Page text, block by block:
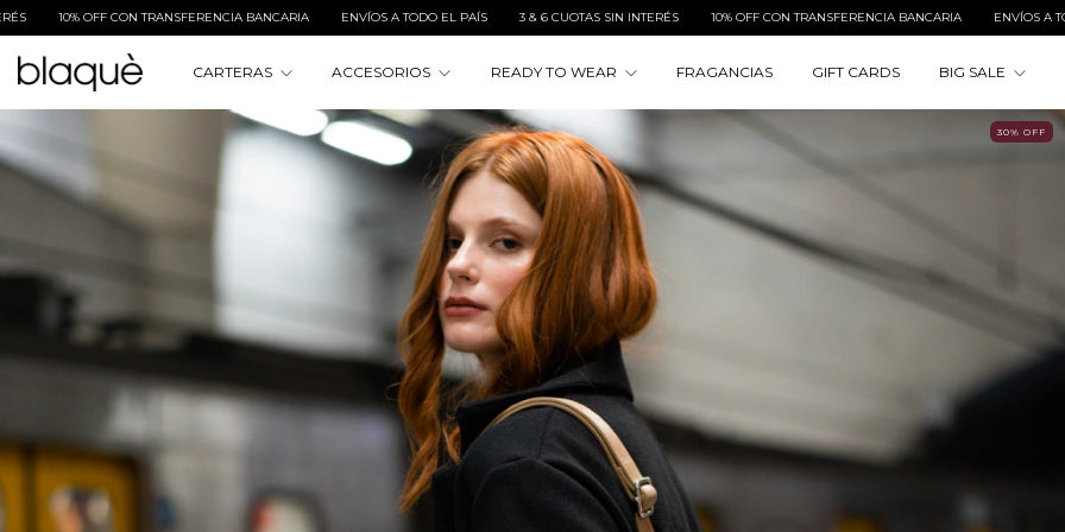
ENVÍOS A TODO EL PAÍS 3 & 6 CUOTAS SIN INTERÉS 10% OFF CON TRANSFERENCIA BANCARIA ENVÍOS A TODO EL PAÍS 3 & 6 CUOTAS SIN INTERÉS
CARTERAS ACCESORIOS READY TO WEAR FRAGANCIAS GIFT CARDS BIG SALE
30% OFF